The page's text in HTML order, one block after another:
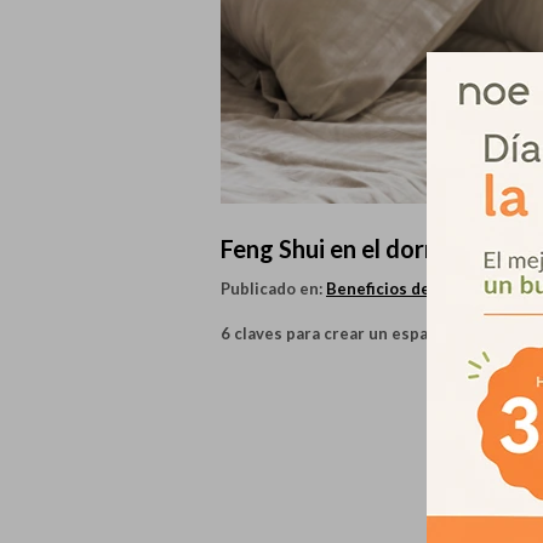
Feng Shui en el dormitorio:
Publicado en: Beneficios de dormir bien
6 claves para crear un espacio más